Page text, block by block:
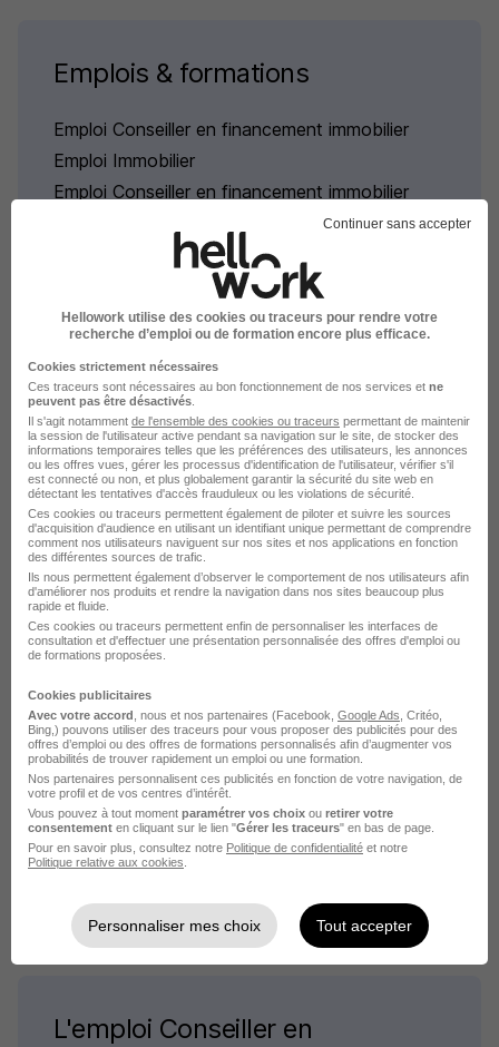
Emplois & formations
Emploi Conseiller en financement immobilier
Emploi Immobilier
Emploi Conseiller en financement immobilier
L'emploi par métier à Sarrebourg
dans le domaine Immobilier
Emploi Conseiller immobilier Sarrebourg
Emploi Courtier en prêts immobiliers Sarrebourg
L'emploi par métier
Emploi Agent commercial en immobilier
Emploi Agent immobilier
Emploi Assistant copropriété
Emploi Chargé d'opération
Emploi Chargé de gestion locative
Emploi Conseiller immobilier
L'emploi Conseiller en
Continuer sans accepter
Hellowork utilise des cookies ou traceurs pour rendre votre
recherche d’emploi ou de formation encore plus efficace.
Cookies strictement nécessaires
Ces traceurs sont nécessaires au bon fonctionnement de nos services et ne
peuvent pas être désactivés
Il s'agit notamment de l'ensemble des cookies ou traceurs permettant de maintenir
la session de l'utilisateur active pendant sa navigation sur le site, de stocker des
informations temporaires telles que les préférences des utilisateurs, les annonces
ou les offres vues, gérer les processus d'identification de l'utilisateur, vérifier s'il
est connecté ou non, et plus globalement garantir la sécurité du site web en
détectant les tentatives d'accès frauduleux ou les violations de sécurité.
Ces cookies ou traceurs permettent également de piloter et suivre les sources
d'acquisition d'audience en utilisant un identifiant unique permettant de comprendre
comment nos utilisateurs naviguent sur nos sites et nos applications en fonction
des différentes sources de trafic.
Ils nous permettent également d’observer le comportement de nos utilisateurs afin
d'améliorer nos produits et rendre la navigation dans nos sites beaucoup plus
rapide et fluide.
Ces cookies ou traceurs permettent enfin de personnaliser les interfaces de
consultation et d'effectuer une présentation personnalisée des offres d'emploi ou
de formations proposées.
Cookies publicitaires
Avec votre accord , nous et nos partenaires (Facebook, Google Ads , Critéo,
Bing,) pouvons utiliser des traceurs pour vous proposer des publicités pour des
offres d’emploi ou des offres de formations personnalisés afin d’augmenter vos
probabilités de trouver rapidement un emploi ou une formation.
Nos partenaires personnalisent ces publicités en fonction de votre navigation, de
votre profil et de vos centres d’intérêt.
Vous pouvez à tout moment paramétrer vos choix ou retirer votre
consentement en cliquant sur le lien "Gérer les traceurs" en bas de page.
Pour en savoir plus, consultez notre Politique de confidentialité et notre
Politique relative aux cookies
Personnaliser mes choix Tout accepter